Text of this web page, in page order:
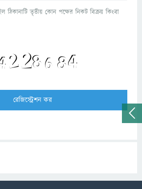
ঠিকানাটি তৃতীয় কোন পক্ষের নিকট বিক্রয় কিংবা